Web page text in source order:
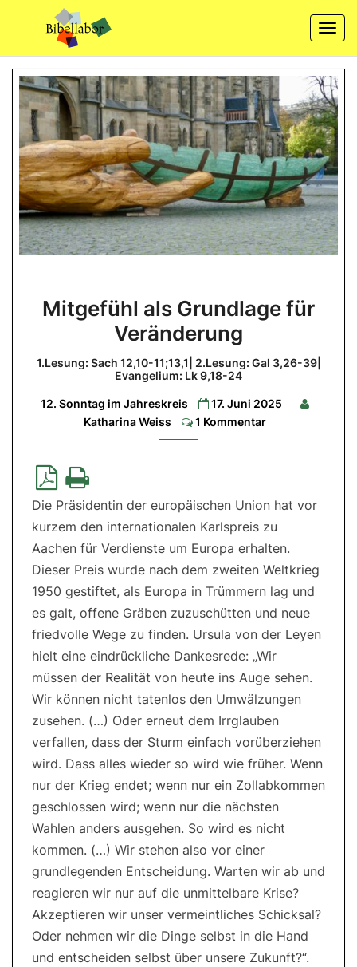
content
als
Grundlage
für
Veränderung
1.Lesung:
Sach
12,10-
9,18-
24
Mitgefühl als Grundlage für
Veränderung
1.Lesung: Sach 12,10-11;13,1| 2.Lesung: Gal 3,26-39|
Evangelium: Lk 9,18-24
12. Sonntag im Jahreskreis
17. Juni 2025
Katharina Weiss
Comments
1 Kommentar
Die Präsidentin der europäischen Union hat vor
kurzem den internationalen Karlspreis zu
Aachen für Verdienste um Europa erhalten.
Dieser Preis wurde nach dem zweiten Weltkrieg
1950 gestiftet, als Europa in Trümmern lag und
es galt, offene Gräben zuzuschütten und neue
friedvolle Wege zu finden. Ursula von der Leyen
hielt eine eindrückliche Dankesrede: „Wir
müssen der Realität von heute ins Auge sehen.
Wir können nicht tatenlos den Umwälzungen
zusehen. (…) Oder erneut dem Irrglauben
verfallen, dass der Sturm einfach vorüberziehen
wird. Dass alles wieder so wird wie früher. Wenn
nur der Krieg endet; wenn nur ein Zollabkommen
geschlossen wird; wenn nur die nächsten
Wahlen anders ausgehen. So wird es nicht
kommen. (…) Wir stehen also vor einer
grundlegenden Entscheidung. Warten wir ab und
reagieren wir nur auf die unmittelbare Krise?
Akzeptieren wir unser vermeintliches Schicksal?
Oder nehmen wir die Dinge selbst in die Hand
und entscheiden selbst über unsere Zukunft?“.